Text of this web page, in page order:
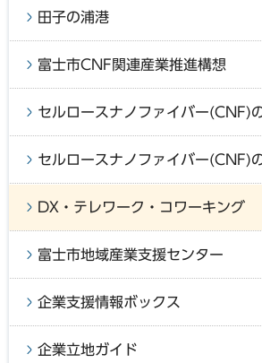
田子の浦港
富士市CNF関連産業推進構想
セルロースナノファイバー(CNF)
セルロースナノファイバー(CNF)
DX・テレワーク・コワーキング
富士市地域産業支援センター
企業支援情報ボックス
企業立地ガイド